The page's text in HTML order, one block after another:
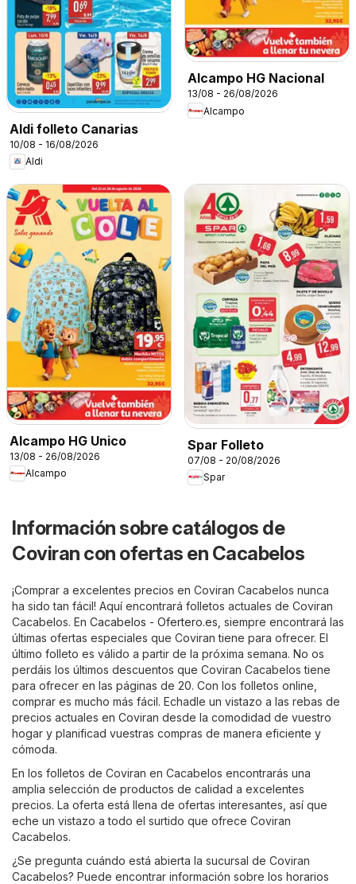
Aldi folleto Canarias
10/08 - 16/08/2026
Aldi
Alcampo HG Nacional
13/08 - 26/08/2026
Alcampo
Alcampo HG Unico
13/08 - 26/08/2026
Alcampo
Spar Folleto
07/08 - 20/08/2026
Spar
Información sobre catálogos de
Coviran con ofertas en Cacabelos
¡Comprar a excelentes precios en Coviran Cacabelos nunca
ha sido tan fácil! Aquí encontrará folletos actuales de Coviran
Cacabelos. En Cacabelos - Ofertero.es , siempre encontrará las
últimas ofertas especiales que Coviran tiene para ofrecer. El
último folleto es válido a partir de la próxima semana. No os
perdáis los últimos descuentos que Coviran Cacabelos tiene
para ofrecer en las páginas de 20. Con los folletos online,
comprar es mucho más fácil. Echadle un vistazo a las rebas de
precios actuales en Coviran desde la comodidad de vuestro
hogar y planificad vuestras compras de manera eficiente y
cómoda.
En los folletos de Coviran en Cacabelos encontrarás una
amplia selección de productos de calidad a excelentes
precios. La oferta está llena de ofertas interesantes, así que
eche un vistazo a todo el surtido que ofrece Coviran
Cacabelos.
¿Se pregunta cuándo está abierta la sucursal de Coviran
Cacabelos? Puede encontrar información sobre los horarios